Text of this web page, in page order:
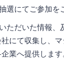
選にてご参加
ただいた情報
にて収集し、
業へ提供しま